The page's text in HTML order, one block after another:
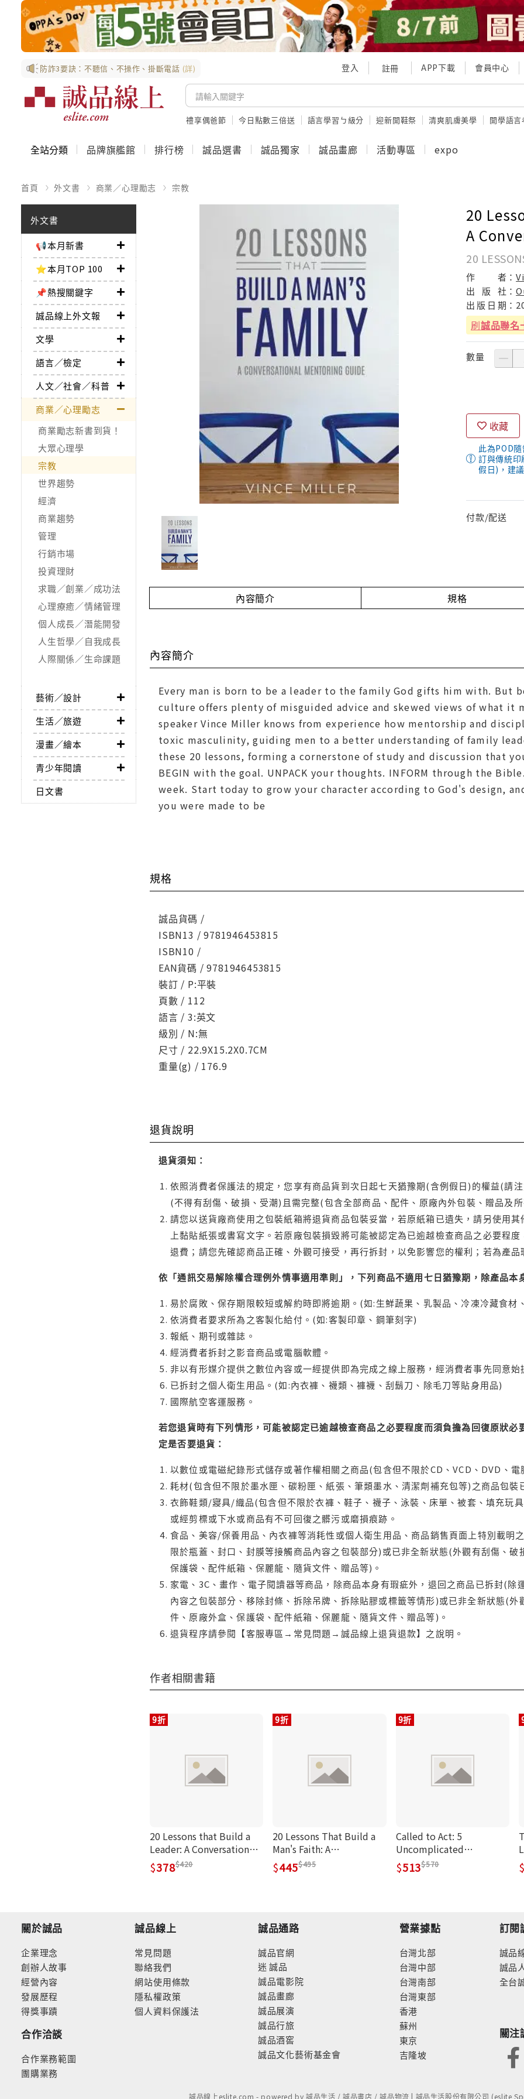
防詐3要訣：不聽信、不操作、掛斷電話 (詳) 登入 註冊 APP下載 會員中心
禮享偶爸節 今日點數三倍送 語言學習ㄅ級分 迎新開鞋祭 清爽肌膚美學 開學語
全站分類 品牌旗艦館 排行榜 誠品選書 誠品獨家 誠品畫廊 活動專區 expo
首頁 外文書 商業／心理勵志 宗教
外文書
📢本月新書
⭐本月TOP 100
📌熱搜關鍵字
誠品線上外文報
文學
語言／檢定
人文／社會／科普
商業／心理勵志
商業勵志新書到貨！
大眾心理學
宗教
世界趨勢
經濟
商業趨勢
管理
行銷市場
投資理財
求職／創業／成功法
心理療癒／情緒管理
個人成長／潛能開發
人生哲學／自我成長
人際關係／生命課題
藝術／設計
生活／旅遊
漫畫／繪本
青少年閱讀
日文書
20
A
20
作 者：
出
版 社：
出 版 日 期：
刷誠品聯名
數量
收藏
此為POD
訂與傳統
假日)，建
付款/配送
內容簡介 規格
內容簡介
Every man is born to be a leader to the family God gifts him with. But
culture offers plenty of misguided advice and skewed views of what it
speaker Vince Miller knows from experience how mentorship and
toxic masculinity, guiding men to a better understanding of family
these 20 lessons, forming a cornerstone of study and discussion that
BEGIN with the goal. UNPACK your thoughts. INFORM through the
week. Start today to grow your character according to God's design,
you were made to be
規格
誠品貨碼 /
ISBN13 / 9781946453815
ISBN10 /
EAN貨碼 / 9781946453815
裝訂 / P:平裝
頁數 / 112
語言 / 3:英文
級別 / N:無
尺寸 / 22.9X15.2X0.7CM
重量(g) / 176.9
退貨說明
退貨須知：
依照消費者保護法的規定，您享有商品貨到次日起七天猶豫期(含例假日)的權益(請
(不得有刮傷、破損、受潮)且需完整(包含全部商品、配件、原廠內外包裝、贈品及
請您以送貨廠商使用之包裝紙箱將退貨商品包裝妥當，若原紙箱已遺失，請另使用
上黏貼紙張或書寫文字。若原廠包裝損毀將可能被認定為已逾越檢查商品之必要程
退費；請您先確認商品正確、外觀可接受，再行拆封，以免影響您的權利；若為產品
依「通訊交易解除權合理例外情事適用準則」，下列商品不適用七日猶豫期，除產品本
易於腐敗、保存期限較短或解約時即將逾期。(如:生鮮蔬果、乳製品、冷凍冷藏食材
依消費者要求所為之客製化給付。(如:客製印章、鋼筆刻字)
報紙、期刊或雜誌。
經消費者拆封之影音商品或電腦軟體。
非以有形媒介提供之數位內容或一經提供即為完成之線上服務，經消費者事先同意
已拆封之個人衛生用品。(如:內衣褲、襪類、褲襪、刮鬍刀、除毛刀等貼身用品)
國際航空客運服務。
若您退貨時有下列情形，可能被認定已逾越檢查商品之必要程度而須負擔為回復原狀
定是否要退貨：
以數位或電磁紀錄形式儲存或著作權相關之商品(包含但不限於CD、VCD、DVD、
耗材(包含但不限於墨水匣、碳粉匣、紙張、筆類墨水、清潔劑補充包等)之商品包裝
衣飾鞋類/寢具/織品(包含但不限於衣褲、鞋子、襪子、泳裝、床單、被套、填充玩
或經剪標或下水或商品有不可回復之髒污或磨損痕跡。
食品、美容/保養用品、內衣褲等消耗性或個人衛生用品、商品銷售頁面上特別載明
限於瓶蓋、封口、封膜等接觸商品內容之包裝部分)或已非全新狀態(外觀有刮傷、
保護袋、配件紙箱、保麗龍、隨貨文件、贈品等)。
家電、3C、畫作、電子閱讀器等商品，除商品本身有瑕疵外，退回之商品已拆封(
內容之包裝部分、移除封條、拆除吊牌、拆除貼膠或標籤等情形)或已非全新狀態(
件、原廠外盒、保護袋、配件紙箱、保麗龍、隨貨文件、贈品等)。
退貨程序請參閱【客服專區→常見問題→誠品線上退貨退款】之說明。
作者相關書籍
9折
20 Lessons that Build a
Leader: A Conversational
Mentoring Guide
378 420
9折
20 Lessons That Build a
Man's Faith: A
Conversational Mentoring
Guide
445 495
9折
Called to Act: 5
Uncomplicated
Disciplines for Men
513 570
關於誠品
企業理念
創辦人故事
經營內容
發展歷程
得獎事蹟
合作洽談
合作業務範圍
團購業務
誠品線上
常見問題
聯絡我們
網站使用條款
隱私權政策
個人資料保護法
誠品通路
誠品官網
迷 誠品
誠品電影院
誠品畫廊
誠品展演
誠品行旅
誠品酒窖
誠品文化藝術基金會
營業據點
台灣北部
台灣中部
台灣南部
台灣東部
香港
蘇州
東京
吉隆坡
訂閱
誠品
誠品
全台
關注
誠品線上eslite.com - powered by 誠品生活 / 誠品書店 / 誠品物流 | 誠品生活股份有限公司 (eslite